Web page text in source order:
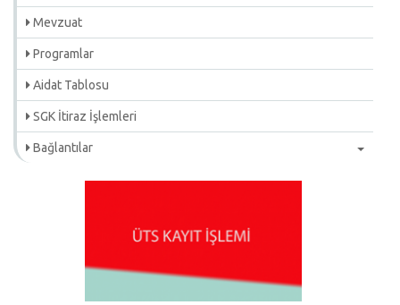
Mevzuat
Programlar
Aidat Tablosu
SGK İtiraz İşlemleri
Bağlantılar